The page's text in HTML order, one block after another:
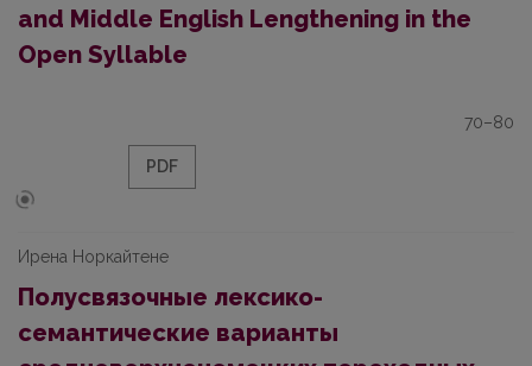
and Middle English Lengthening in the
Open Syllable
70–80
PDF
Ирена Норкайтене
Полусвязочные лексико-
семантические варианты